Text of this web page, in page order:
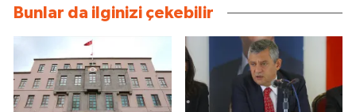
Bunlar da ilginizi çekebilir